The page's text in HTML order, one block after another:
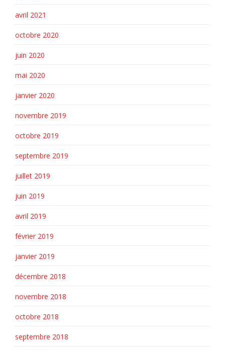
avril 2021
octobre 2020
juin 2020
mai 2020
janvier 2020
novembre 2019
octobre 2019
septembre 2019
juillet 2019
juin 2019
avril 2019
février 2019
janvier 2019
décembre 2018
novembre 2018
octobre 2018
septembre 2018